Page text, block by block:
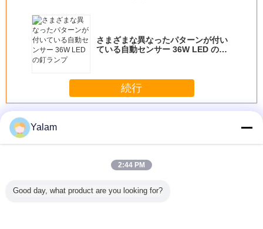
さまざまな異なったパターンが付い
ている自動センサー 36W LED の釘
続行
多く釘の紫外線ランプ
LED
ンプ
120 秒 4 を使用し
てタイマー 36 w
2.7M-3.9M 99%カ
ーボン磯釣りの棒
Yalam
2:44 PM
Good day, what product are you looking for?